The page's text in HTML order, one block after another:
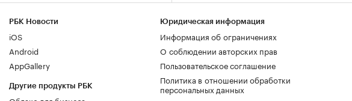
РБК Новости
iOS
Android
AppGallery
Другие продукты РБК
Юридическая информация
Информация об ограничениях
О соблюдении авторских прав
Пользовательское соглашение
Политика в отношении обработки
персональных данных